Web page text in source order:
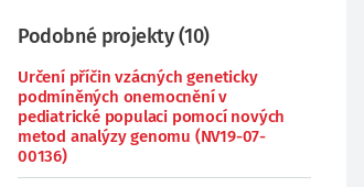
Podobné projekty(10)
Určení příčin vzácných geneticky
podmíněných onemocnění v
pediatrické populaci pomocí nových
metod analýzy genomu (NV19-07-
00136)